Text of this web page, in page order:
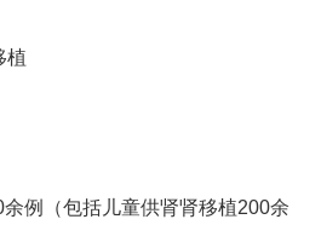
植
例（包括儿童供肾肾移植200余